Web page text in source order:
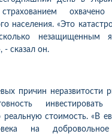
страхованием
населения. «Это
незащищенным
- сказал он.
причин неразвитости
реальную стоимость. «В
на добровольное